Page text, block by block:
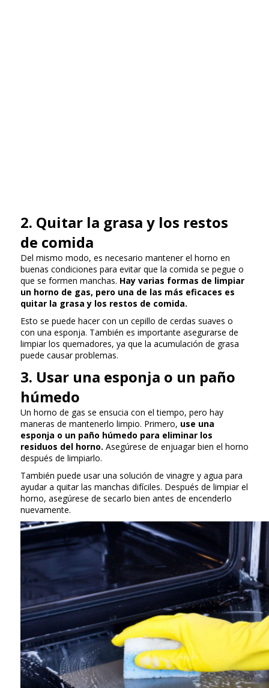
2. Quitar la grasa y los restos
de comida
Del mismo modo, es necesario mantener el horno en
buenas condiciones para evitar que la comida se pegue o
que se formen manchas. Hay varias formas de limpiar
un horno de gas, pero una de las más eficaces es
quitar la grasa y los restos de comida.
Esto se puede hacer con un cepillo de cerdas suaves o
con una esponja. También es importante asegurarse de
limpiar los quemadores, ya que la acumulación de grasa
puede causar problemas.
3. Usar una esponja o un paño
húmedo
Un horno de gas se ensucia con el tiempo, pero hay
maneras de mantenerlo limpio. Primero, use una
esponja o un paño húmedo para eliminar los
residuos del horno. Asegúrese de enjuagar bien el horno
después de limpiarlo.
También puede usar una solución de vinagre y agua para
ayudar a quitar las manchas difíciles. Después de limpiar el
horno, asegúrese de secarlo bien antes de encenderlo
nuevamente.